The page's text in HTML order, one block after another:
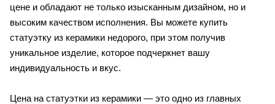
цене и обладают не только изысканным дизайном, но и
высоким качеством исполнения. Вы можете купить
статуэтку из керамики недорого, при этом получив
уникальное изделие, которое подчеркнет вашу
индивидуальность и вкус.
Цена на статуэтки из керамики — это одно из главных